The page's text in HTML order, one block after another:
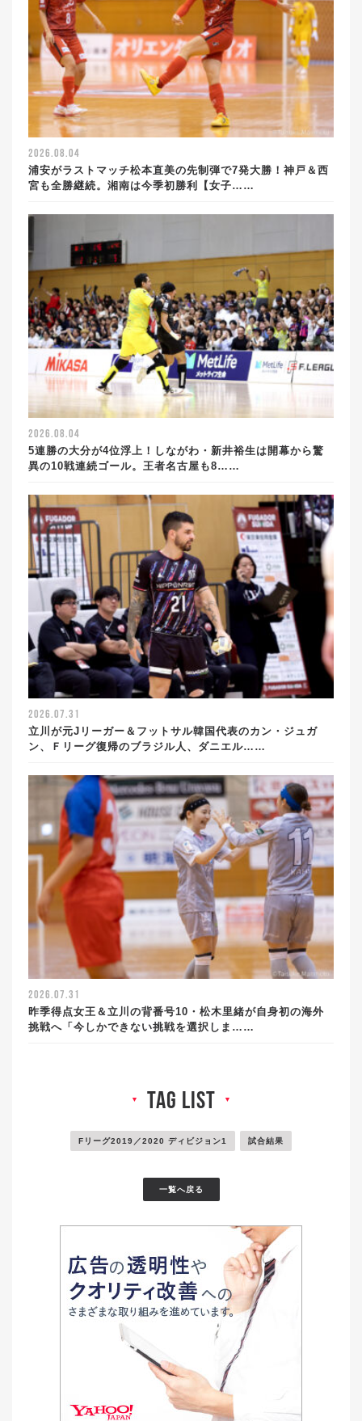
2026.08.04
浦安がラストマッチ松本直美の先制弾で7発大勝！神戸＆西
宮も全勝継続。湘南は今季初勝利【女子……
2026.08.04
5連勝の大分が4位浮上！しながわ・新井裕生は開幕から驚
異の10戦連続ゴール。王者名古屋も8……
2026.07.31
立川が元Jリーガー＆フットサル韓国代表のカン・ジュガ
ン、Ｆリーグ復帰のブラジル人、ダニエル……
2026.07.31
昨季得点女王＆立川の背番号10・松木里緒が自身初の海外
挑戦へ「今しかできない挑戦を選択しま……
▼ tag list ▼
Fリーグ2019／2020 ディビジョン1 試合結果
一覧へ戻る